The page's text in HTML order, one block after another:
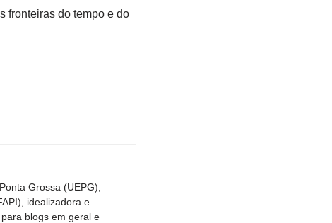
fronteiras do tempo e do
Grossa (UEPG),
idealizadora e
blogs em geral e